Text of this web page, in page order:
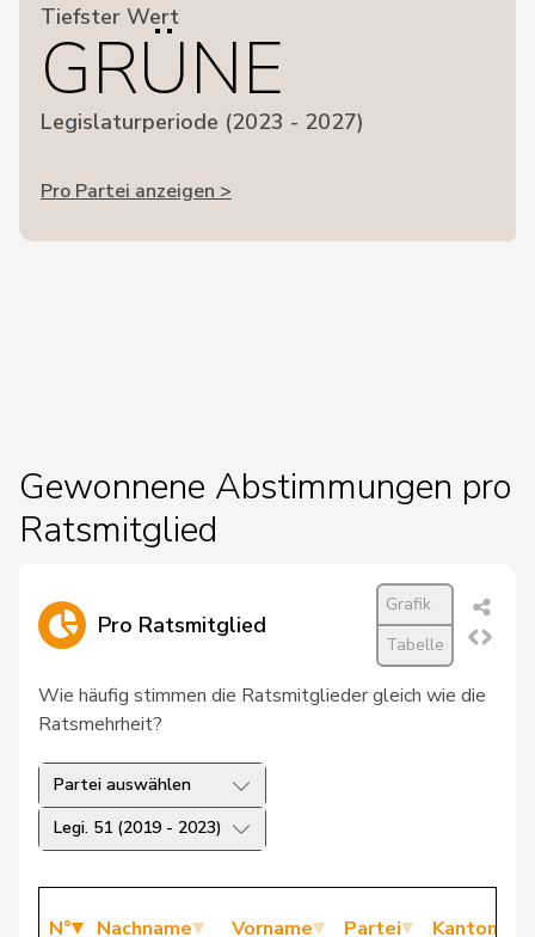
Tiefster Wert
GRÜNE
Legislaturperiode (2023 - 2027)
Pro Partei anzeigen >
Gewonnene Abstimmungen pro
Ratsmitglied
Pro Ratsmitglied
Grafik
Tabelle
Wie häufig stimmen die Ratsmitglieder gleich wie die
Ratsmehrheit?
Partei auswählen
Legi. 51 (2019 - 2023)
N° Nachname Vorname Partei Kanton